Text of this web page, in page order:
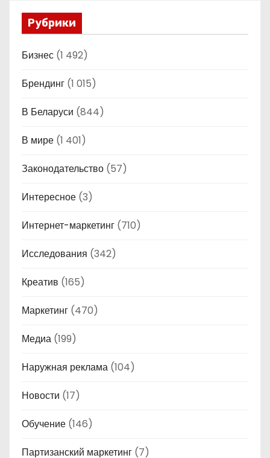
Рубрики
Бизнес (1 492)
Брендинг (1 015)
В Беларуси (844)
В мире (1 401)
Законодательство (57)
Интересное (3)
Интернет-маркетинг (710)
Исследования (342)
Креатив (165)
Маркетинг (470)
Медиа (199)
Наружная реклама (104)
Новости (17)
Обучение (146)
Партизанский маркетинг (7)